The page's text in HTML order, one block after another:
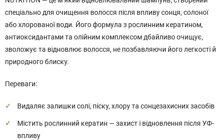
спеціально для очищення волосся після впливу сонця, солоної
або хлорованої води. Його формула з рослинним кератином,
антиоксидантами та олійним комплексом дбайливо очищує,
зволожує та відновлює волосся, не позбавляючи його легкості й
природного блиску.
Переваги:
Видаляє залишки солі, піску, хлору та сонцезахисних засобів
Містить рослинний кератин — захист і відновлення після УФ-
впливу